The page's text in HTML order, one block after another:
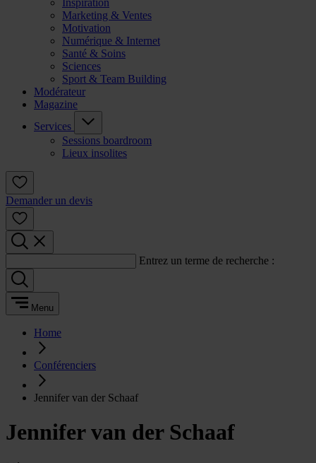
Inspiration
Marketing & Ventes
Motivation
Numérique & Internet
Santé & Soins
Sciences
Sport & Team Building
Modérateur
Magazine
Services
Sessions boardroom
Lieux insolites
Demander un devis
Entrez un terme de recherche :
Menu
Home
Conférenciers
Jennifer van der Schaaf
Jennifer van der Schaaf